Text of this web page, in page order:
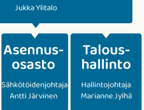
Jukka Ylitalo
Asennus­
osasto
Sähkötöidenjohtaja
Antti Järvinen
Talous­
hallinto
Hallintojohtaja
Marianne Jylhä